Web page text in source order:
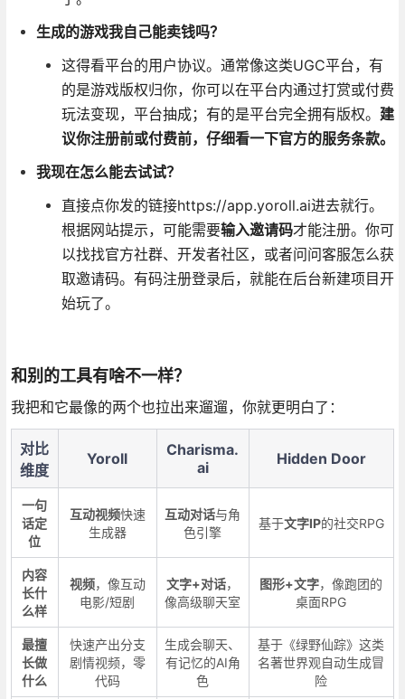
生成的游戏我自己能卖钱吗？
这得看平台的用户协议。通常像这类UGC平台，有
的是游戏版权归你，你可以在平台内通过打赏或付费
玩法变现，平台抽成；有的是平台完全拥有版权。 建
议你注册前或付费前，仔细看一下官方的服务条款。
我现在怎么能去试试？
直接点你发的链接https://app.yoroll.ai进去就行。
根据网站提示，可能需要输入邀请码才能注册。你可
以找找官方社群、开发者社区，或者问问客服怎么获
取邀请码。有码注册登录后，就能在后台新建项目开
始玩了。
和别的工具有啥不一样？
我把和它最像的两个也拉出来遛遛，你就更明白了：
对比
维度
Yoroll
Charisma.
ai
Hidden Door
一句
话定
位
互动视频快速
生成器
互动对话与角
色引擎
基于文字IP的社交RPG
内容
长什
么样
视频，像互动
电影/短剧
文字+对话，
像高级聊天室
图形+文字，像跑团的
桌面RPG
最擅
长做
什么
快速产出分支
剧情视频，零
代码
生成会聊天、
有记忆的AI角
色
基于《绿野仙踪》这类
名著世界观自动生成冒
险